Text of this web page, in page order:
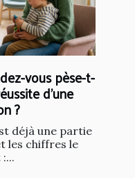
vous pèse-t-
d’une
?
déjà une partie
les chiffres le